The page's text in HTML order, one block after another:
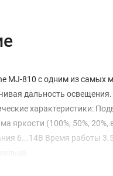
MJ-810 с одним из самых
дальность
характеристики:
яркости (100%, 50%,
6...14В Время работы